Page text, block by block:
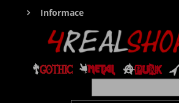
Informace